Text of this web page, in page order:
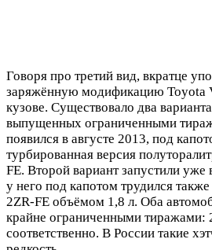
Говоря про третий вид, вкратце
заряжённую модификацию Toyota
кузове. Существовало два
выпущенных ограниченными
появился в августе 2013, под
турбированная версия
FE. Второй вариант запустили уже
у него под капотом трудился
2ZR-FE объёмом 1,8 л. Оба
крайне ограниченными тиражами:
соответственно. В России такие